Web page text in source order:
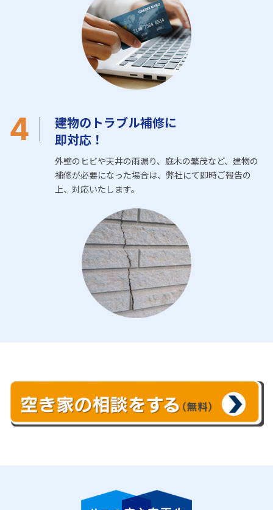
4
建物のトラブル補修に
即対応！
外壁のヒビや天井の雨漏り、庭木の繁茂など、建物の
補修が必要になった場合は、弊社にて即時ご報告の
上、対応いたします。